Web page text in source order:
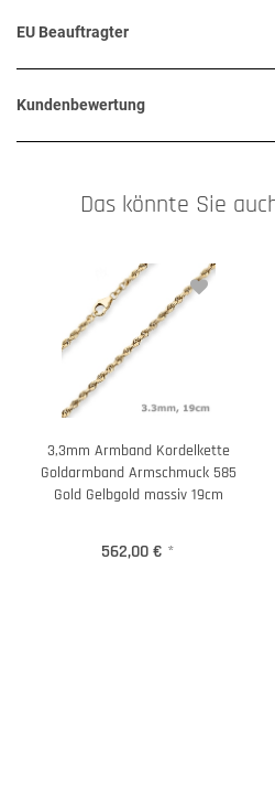
EU Beauftragter
Kundenbewertung
Das könnte Sie
3,3mm Armband Kordelkette
Goldarmband Armschmuck 585
Gold Gelbgold massiv 19cm
562,00 € *